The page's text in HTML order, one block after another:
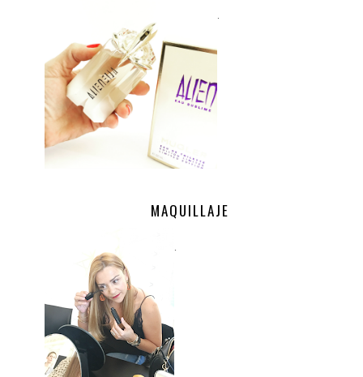
.
MAQUILLAJE
.